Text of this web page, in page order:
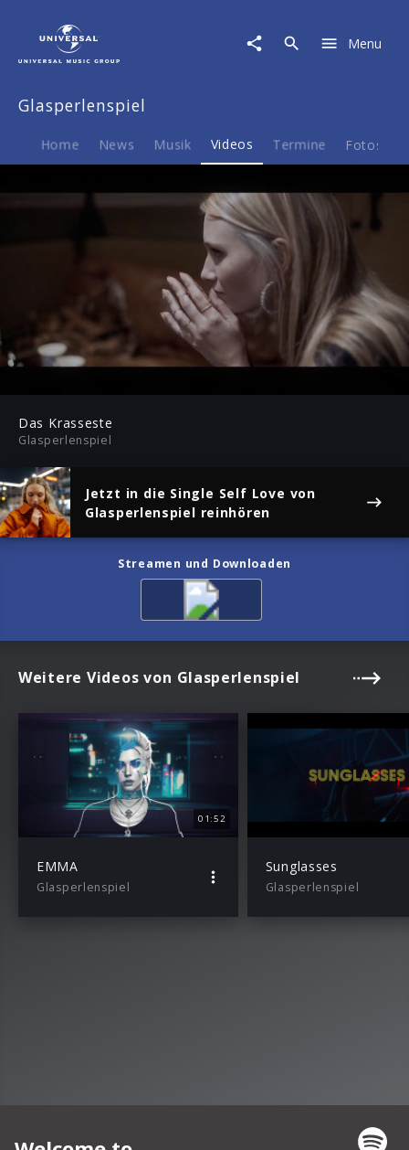
Krasseste
Menu
Glasperlenspiel
Home News Musik Videos Termine Fotos
Play Mute
Play
Das Krasseste
Glasperlenspiel
Jetzt in die Single Self Love von
Glasperlenspiel reinhören
Streamen und Downloaden
Weitere Videos von Glasperlenspiel
01:52
EMMA
Glasperlenspiel
Sunglasses
Glasperlenspiel